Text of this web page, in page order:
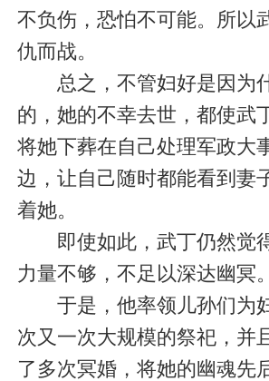
不负伤，恐怕不可能。所以
仇而战。
总之，不管妇好是因为
的，她的不幸去世，都使武
将她下葬在自己处理军政大
边，让自己随时都能看到妻
着她。
即使如此，武丁仍然觉
力量不够，不足以深达幽冥。
于是，他率领儿孙们为
次又一次大规模的祭祀，并
了多次冥婚，将她的幽魂先